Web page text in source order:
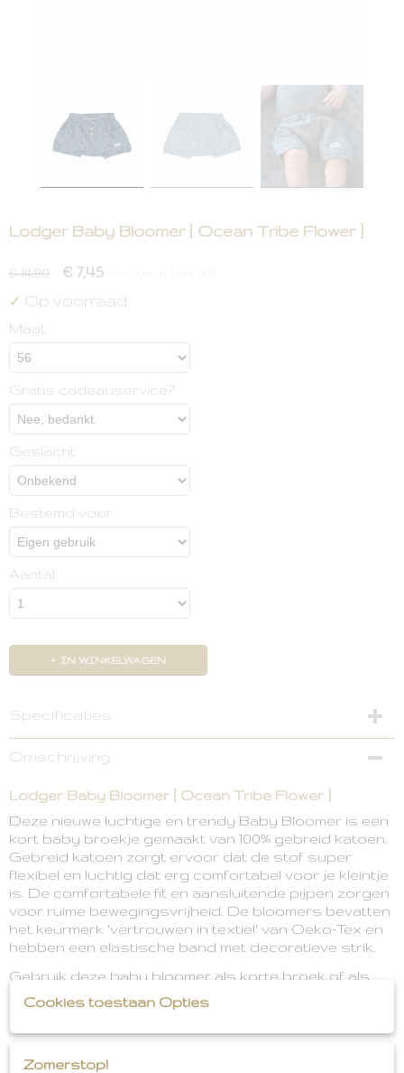
Lodger Baby Bloomer [ Ocean Tribe Flower ]
€ 14,90 € 7,45
✓ Op voorraad
Maat
Gratis cadeauservice?
Geslacht
Bestemd voor
Aantal
IN WINKELWAGEN
Specificaties
Omschrijving
Lodger Baby Bloomer [ Ocean Tribe Flower ]
Deze nieuwe luchtige en trendy Baby Bloomer is een
kort baby broekje gemaakt van 100% gebreid katoen.
Gebreid katoen zorgt ervoor dat de stof super
flexibel en luchtig dat erg comfortabel voor je kleintje
is. De comfortabele fit en aansluitende pijpen zorgen
voor ruime bewegingsvrijheid. De bloomers bevatten
het keurmerk 'vertrouwen in textiel' van Oeko-Tex en
hebben een elastische band met decoratieve strik.
Gebruik deze baby bloomer als korte broek of als
luierbroekje.
Cookies toestaan Opties
Zomerstop!